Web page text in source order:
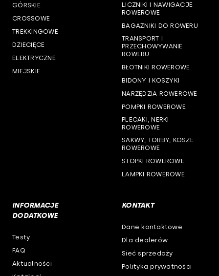
woj. pomorskie
woj. śląskie
woj. warmińsko-mazurskie
GÓRSKIE
CROSSOWE
TREKKINGOWE
DZIECIĘCE
ELEKTRYCZNE
MIEJSKIE
LICZNIKI I NAWIGACJE
ROWEROWE
BAGAŻNIKI DO ROWERU
TRANSPORT I
PRZECHOWYWANIE
ROWERU
BŁOTNIKI ROWEROWE
BIDONY I KOSZYKI
NARZĘDZIA ROWEROWE
POMPKI ROWEROWE
PLECAKI, NERKI
ROWEROWE
SAKWY, TORBY, KOSZE
ROWEROWE
STOPKI ROWEROWE
LAMPKI ROWEROWE
INFORMACJE
DODATKOWE
Testy
FAQ
Aktualności
KONTAKT
Dane kontaktowe
Dla dealerów
Sieć sprzedaży
Polityka prywatności